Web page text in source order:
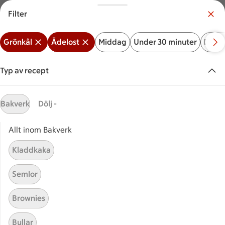
Meny Logga in
Vilken är din butik? Välj butik
Start
Sök ingrediens eller recept
Inga förslag
Grönkål
ReceptVisar 9 stycken
(9)
Brödsallad med rotselleri
Filter
Grönkål Ädelost Middag Under 30 minuter
Typ av recept
Bakverk Dölj -
Allt inom Bakverk
Kladdkaka
Semlor
Brownies
Bullar